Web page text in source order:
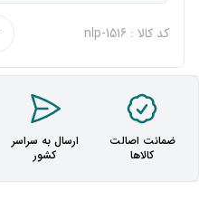
کد کالا : nlp-1516
ضمانت اصالت
کالاها
ارسال به سراسر
کشور